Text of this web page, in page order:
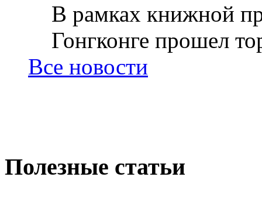
В рамках книжной
Гонгконге прошел
Все новости
Полезные статьи